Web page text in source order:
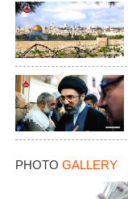
PHOTO GALLERY